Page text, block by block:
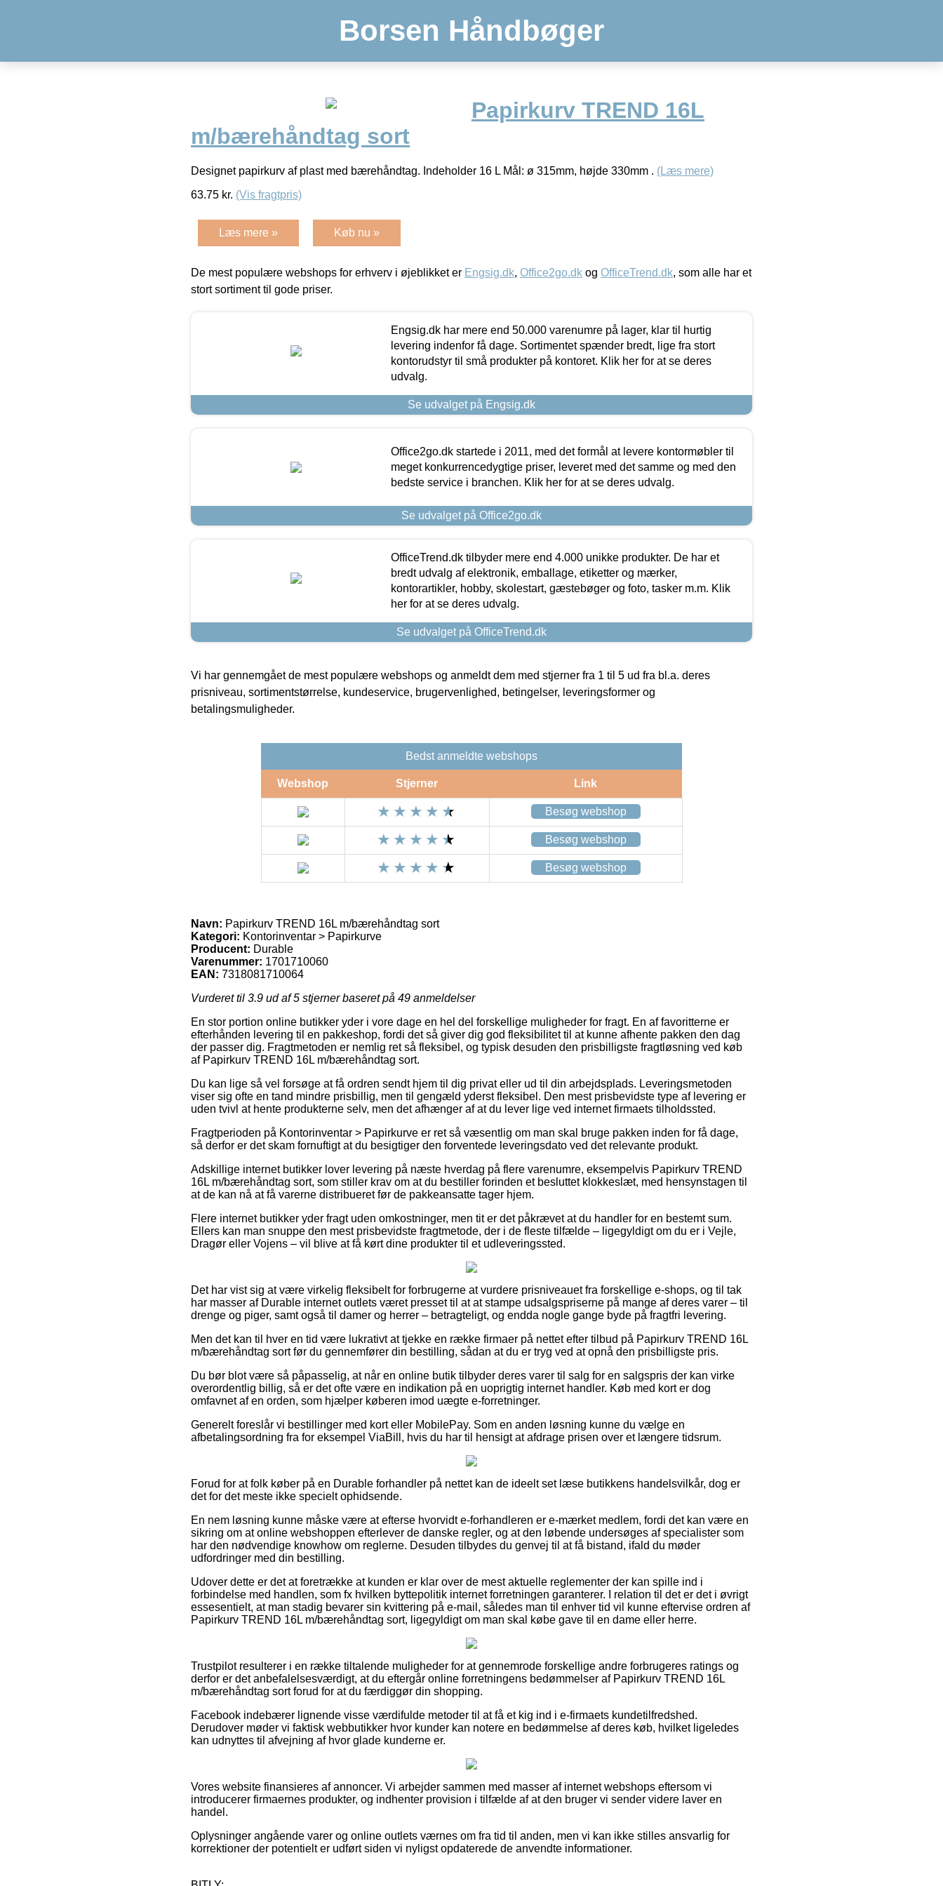
Borsen Håndbøger
Papirkurv TREND 16L
m/bærehåndtag sort
Designet papirkurv af plast med bærehåndtag. Indeholder 16 L Mål: ø 315mm, højde 330mm . (Læs mere)
63.75 kr. (Vis fragtpris)
Læs mere » Køb nu »
De mest populære webshops for erhverv i øjeblikket er Engsig.dk, Office2go.dk og OfficeTrend.dk, som alle har et
stort sortiment til gode priser.
Engsig.dk har mere end 50.000 varenumre på lager, klar til hurtig
levering indenfor få dage. Sortimentet spænder bredt, lige fra stort
kontorudstyr til små produkter på kontoret. Klik her for at se deres
udvalg.
Se udvalget på Engsig.dk
Office2go.dk startede i 2011, med det formål at levere kontormøbler til
meget konkurrencedygtige priser, leveret med det samme og med den
bedste service i branchen. Klik her for at se deres udvalg.
Se udvalget på Office2go.dk
OfficeTrend.dk tilbyder mere end 4.000 unikke produkter. De har et
bredt udvalg af elektronik, emballage, etiketter og mærker,
kontorartikler, hobby, skolestart, gæstebøger og foto, tasker m.m. Klik
her for at se deres udvalg.
Se udvalget på OfficeTrend.dk
Vi har gennemgået de mest populære webshops og anmeldt dem med stjerner fra 1 til 5 ud fra bl.a. deres
prisniveau, sortimentstørrelse, kundeservice, brugervenlighed, betingelser, leveringsformer og
betalingsmuligheder.
Bedst anmeldte webshops
Webshop Stjerner Link
Besøg webshop
Besøg webshop
Besøg webshop
Navn: Papirkurv TREND 16L m/bærehåndtag sort
Kategori: Kontorinventar > Papirkurve
Producent: Durable
Varenummer: 1701710060
EAN: 7318081710064
Vurderet til 3.9 ud af 5 stjerner baseret på 49 anmeldelser
En stor portion online butikker yder i vore dage en hel del forskellige muligheder for fragt. En af favoritterne er
efterhånden levering til en pakkeshop, fordi det så giver dig god fleksibilitet til at kunne afhente pakken den dag
der passer dig. Fragtmetoden er nemlig ret så fleksibel, og typisk desuden den prisbilligste fragtløsning ved køb
af Papirkurv TREND 16L m/bærehåndtag sort.
Du kan lige så vel forsøge at få ordren sendt hjem til dig privat eller ud til din arbejdsplads. Leveringsmetoden
viser sig ofte en tand mindre prisbillig, men til gengæld yderst fleksibel. Den mest prisbevidste type af levering er
uden tvivl at hente produkterne selv, men det afhænger af at du lever lige ved internet firmaets tilholdssted.
Fragtperioden på Kontorinventar > Papirkurve er ret så væsentlig om man skal bruge pakken inden for få dage,
så derfor er det skam fornuftigt at du besigtiger den forventede leveringsdato ved det relevante produkt.
Adskillige internet butikker lover levering på næste hverdag på flere varenumre, eksempelvis Papirkurv TREND
16L m/bærehåndtag sort, som stiller krav om at du bestiller forinden et besluttet klokkeslæt, med hensynstagen til
at de kan nå at få varerne distribueret før de pakkeansatte tager hjem.
Flere internet butikker yder fragt uden omkostninger, men tit er det påkrævet at du handler for en bestemt sum.
Ellers kan man snuppe den mest prisbevidste fragtmetode, der i de fleste tilfælde – ligegyldigt om du er i Vejle,
Dragør eller Vojens – vil blive at få kørt dine produkter til et udleveringssted.
Det har vist sig at være virkelig fleksibelt for forbrugerne at vurdere prisniveauet fra forskellige e-shops, og til tak
har masser af Durable internet outlets været presset til at at stampe udsalgspriserne på mange af deres varer – til
drenge og piger, samt også til damer og herrer – betragteligt, og endda nogle gange byde på fragtfri levering.
Men det kan til hver en tid være lukrativt at tjekke en række firmaer på nettet efter tilbud på Papirkurv TREND 16L
m/bærehåndtag sort før du gennemfører din bestilling, sådan at du er tryg ved at opnå den prisbilligste pris.
Du bør blot være så påpasselig, at når en online butik tilbyder deres varer til salg for en salgspris der kan virke
overordentlig billig, så er det ofte være en indikation på en uoprigtig internet handler. Køb med kort er dog
omfavnet af en orden, som hjælper køberen imod uægte e-forretninger.
Generelt foreslår vi bestillinger med kort eller MobilePay. Som en anden løsning kunne du vælge en
afbetalingsordning fra for eksempel ViaBill, hvis du har til hensigt at afdrage prisen over et længere tidsrum.
Forud for at folk køber på en Durable forhandler på nettet kan de ideelt set læse butikkens handelsvilkår, dog er
det for det meste ikke specielt ophidsende.
En nem løsning kunne måske være at efterse hvorvidt e-forhandleren er e-mærket medlem, fordi det kan være en
sikring om at online webshoppen efterlever de danske regler, og at den løbende undersøges af specialister som
har den nødvendige knowhow om reglerne. Desuden tilbydes du genvej til at få bistand, ifald du møder
udfordringer med din bestilling.
Udover dette er det at foretrække at kunden er klar over de mest aktuelle reglementer der kan spille ind i
forbindelse med handlen, som fx hvilken byttepolitik internet forretningen garanterer. I relation til det er det i øvrigt
essesentielt, at man stadig bevarer sin kvittering på e-mail, således man til enhver tid vil kunne eftervise ordren af
Papirkurv TREND 16L m/bærehåndtag sort, ligegyldigt om man skal købe gave til en dame eller herre.
Trustpilot resulterer i en række tiltalende muligheder for at gennemrode forskellige andre forbrugeres ratings og
derfor er det anbefalelsesværdigt, at du eftergår online forretningens bedømmelser af Papirkurv TREND 16L
m/bærehåndtag sort forud for at du færdiggør din shopping.
Facebook indebærer lignende visse værdifulde metoder til at få et kig ind i e-firmaets kundetilfredshed.
Derudover møder vi faktisk webbutikker hvor kunder kan notere en bedømmelse af deres køb, hvilket ligeledes
kan udnyttes til afvejning af hvor glade kunderne er.
Vores website finansieres af annoncer. Vi arbejder sammen med masser af internet webshops eftersom vi
introducerer firmaernes produkter, og indhenter provision i tilfælde af at den bruger vi sender videre laver en
handel.
Oplysninger angående varer og online outlets værnes om fra tid til anden, men vi kan ikke stilles ansvarlig for
korrektioner der potentielt er udført siden vi nyligst opdaterede de anvendte informationer.